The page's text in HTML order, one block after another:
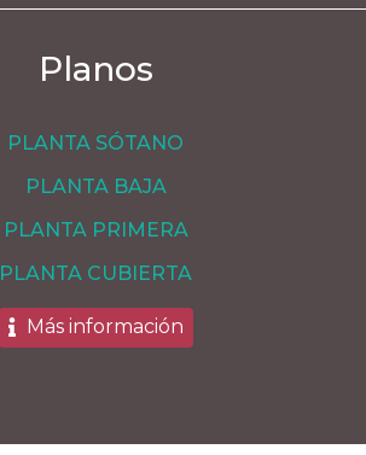
Planos
PLANTA SÓTANO
PLANTA BAJA
PLANTA PRIMERA
PLANTA CUBIERTA
Más información